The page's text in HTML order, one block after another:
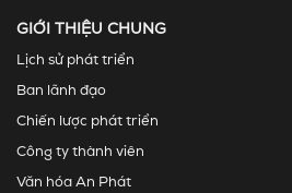
GIỚI THIỆU CHUNG
Lịch sử phát triển
Ban lãnh đạo
Chiến lược phát triển
Công ty thành viên
Văn hóa An Phát